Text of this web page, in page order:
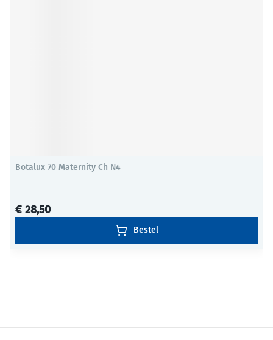
Botalux 70 Maternity Ch N4
€ 28,50
Bestel